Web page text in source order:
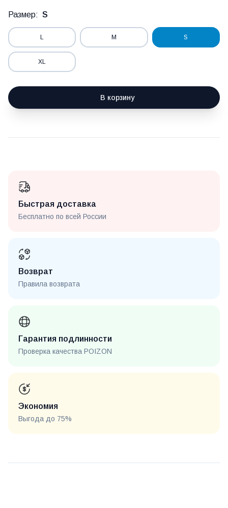
Размер: S
L M S
XL
В корзину
Быстрая доставка
Бесплатно по всей России
Возврат
Правила возврата
Гарантия подлинности
Проверка качества POIZON
Экономия
Выгода до 75%